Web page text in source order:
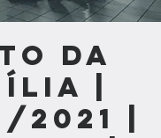
da
|
2021 |